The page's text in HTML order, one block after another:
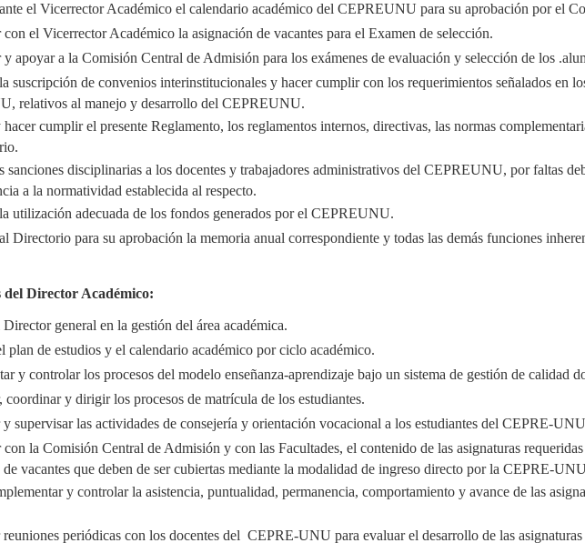
el Vicerrector Académico el calendario académico del CEPREUNU para su aprobación por el
el Vicerrector Académico la asignación de vacantes para el Examen de selección.
apoyar a la Comisión Central de Admisión para los exámenes de evaluación y selección de los
suscripción de convenios interinstitucionales y hacer cumplir con los requerimientos señalados en
relativos al manejo y desarrollo del CEPREUNU.
cumplir el presente Reglamento, los reglamentos internos, directivas, las normas
sanciones disciplinarias a los docentes y trabajadores administrativos del CEPREUNU, por faltas
a la normatividad establecida al respecto.
utilización adecuada de los fondos generados por el CEPREUNU.
Directorio para su aprobación la memoria anual correspondiente y todas las demás funciones
del Director Académico:
general en la gestión del área académica.
plan de estudios y el calendario académico por ciclo académico.
y controlar los procesos del modelo enseñanza-aprendizaje bajo un sistema de gestión de calidad
coordinar y dirigir los procesos de matrícula de los estudiantes.
supervisar las actividades de consejería y orientación vocacional a los estudiantes del CEPRE-
la Comisión Central de Admisión y con las Facultades, el contenido de las asignaturas
vacantes que deben de ser cubiertas mediante la modalidad de ingreso directo por la CEPRE-UNU.
y controlar la asistencia, puntualidad, permanencia, comportamiento y avance de las
periódicas con los docentes del CEPRE-UNU para evaluar el desarrollo de las